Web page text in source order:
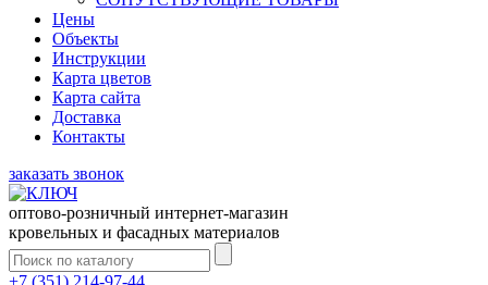
Цены
Объекты
Инструкции
Карта цветов
Карта сайта
Доставка
Контакты
заказать звонок
оптово-розничный интернет-магазин
кровельных и фасадных материалов
+7 (351) 214-97-44